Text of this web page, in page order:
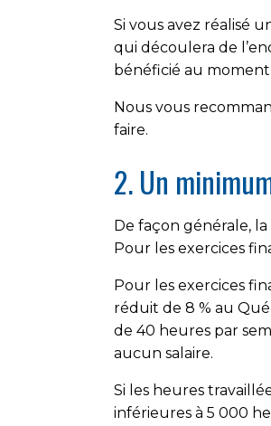
Si vous avez réalisé
qui découlera de
bénéficié au
Nous vous
faire.
2. Un
De façon générale,
Pour les exercices
Pour les exercices
réduit de 8 % au
de 40 heures par
aucun salaire.
Si les heures
inférieures à 5 000